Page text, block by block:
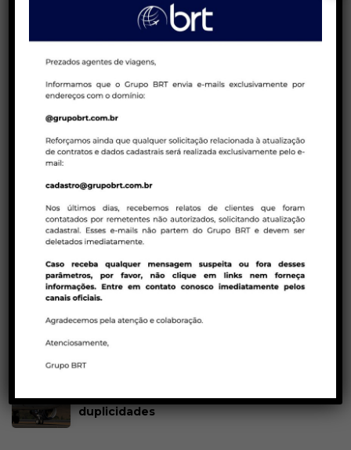
Internacional
Nacional
Peru Week
Réveillon
Terrestre
Treinamento
POSTS MAIS LIDOS
25/08/2023 | AGENTES DE VIAGENS
mentais e técnicas de persuasão na
venda de pacotes de viagens!
Canada
Política de ADMs Latam para reservas em
duplicidades